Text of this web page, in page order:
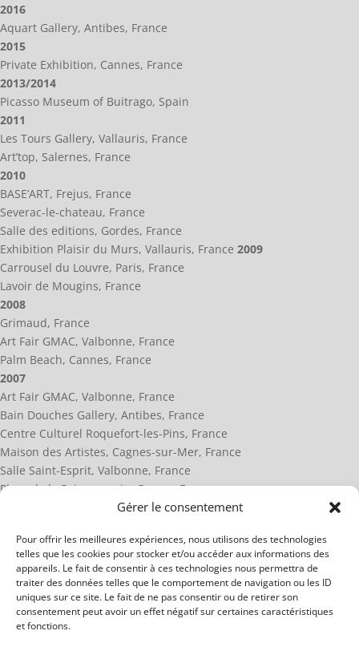
Gérer le consentement
Pour offrir les meilleures expériences, nous utilisons des technologies
telles que les cookies pour stocker et/ou accéder aux informations des
appareils. Le fait de consentir à ces technologies nous permettra de
traiter des données telles que le comportement de navigation ou les ID
uniques sur ce site. Le fait de ne pas consentir ou de retirer son
consentement peut avoir un effet négatif sur certaines caractéristiques
et fonctions.
2016
Aquart Gallery, Antibes, France
2015
Private Exhibition, Cannes, France
2013/2014
Picasso Museum of Buitrago, Spain
2011
Les Tours Gallery, Vallauris, France
Art’top, Salernes, France
2010
BASE’ART, Frejus, France
Severac-le-chateau, France
Salle des editions, Gordes, France
Exhibition Plaisir du Murs, Vallauris, France 2009
Carrousel du Louvre, Paris, France
Lavoir de Mougins, France
2008
Grimaud, France
Art Fair GMAC, Valbonne, France
Palm Beach, Cannes, France
2007
Art Fair GMAC, Valbonne, France
Bain Douches Gallery, Antibes, France
Centre Culturel Roquefort-les-Pins, France
Maison des Artistes, Cagnes-sur-Mer, France
Salle Saint-Esprit, Valbonne, France
Place de la Poissonnerie, Grasse, France
Art Fair GMAC, Valbonne, France
HP, Sophia-Antipolis, France